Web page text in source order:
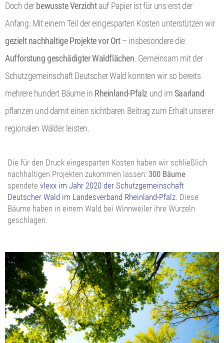
Doch der bewusste Verzichtauf Papier ist für uns erst der
Anfang: Mit einem Teil der eingesparten Kosten unterstützen wir
gezielt nachhaltige Projekte vor Ort– insbesondere die
Aufforstung geschädigter Waldflächen. Gemeinsam mit der
Schutzgemeinschaft Deutscher Wald konnten wir so bereits
mehrere hundert Bäume in Rheinland-Pfalz und imSaarland
pflanzen und damit einen sichtbaren Beitrag zum Erhalt unserer
regionalen Wälder leisten.
Die für den Druck eingesparten Kosten haben wir schließlich
nachhaltigen Projekten zukommen lassen: 300 Bäume
spendete vlexx im Jahr 2020 der Schutzgemeinschaft
Deutscher Wald im Landesverband Rheinland-Pfalz. Diese
Bäume haben in einem Wald bei Winnweiler ihre Wurzeln
geschlagen.